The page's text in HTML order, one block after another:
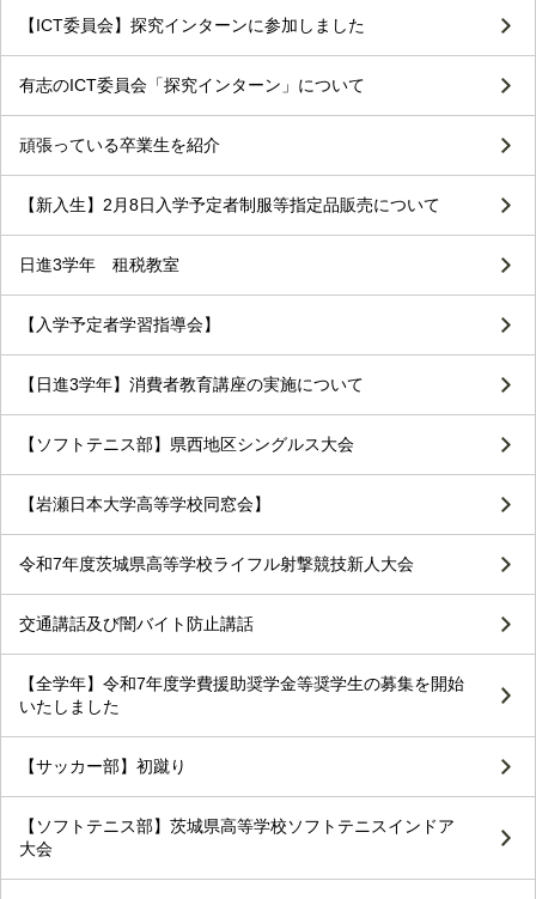
【ICT委員会】探究インターンに参加しました
有志のICT委員会「探究インターン」について
頑張っている卒業生を紹介
【新入生】2月8日入学予定者制服等指定品販売について
日進3学年 租税教室
【入学予定者学習指導会】
【日進3学年】消費者教育講座の実施について
【ソフトテニス部】県西地区シングルス大会
【岩瀬日本大学高等学校同窓会】
令和7年度茨城県高等学校ライフル射撃競技新人大会
交通講話及び闇バイト防止講話
【全学年】令和7年度学費援助奨学金等奨学生の募集を開始
いたしました
【サッカー部】初蹴り
【ソフトテニス部】茨城県高等学校ソフトテニスインドア
大会